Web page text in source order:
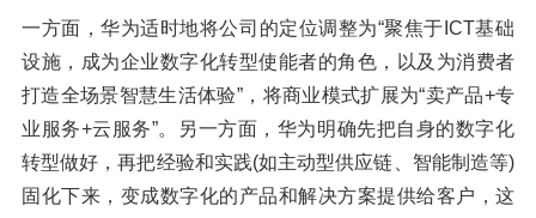
一方面，华为适时地将公司的定位调整为“聚焦于ICT基础
设施，成为企业数字化转型使能者的角色，以及为消费者
打造全场景智慧生活体验”，将商业模式扩展为“卖产品+专
业服务+云服务”。另一方面，华为明确先把自身的数字化
转型做好，再把经验和实践(如主动型供应链、智能制造等)
固化下来，变成数字化的产品和解决方案提供给客户，这